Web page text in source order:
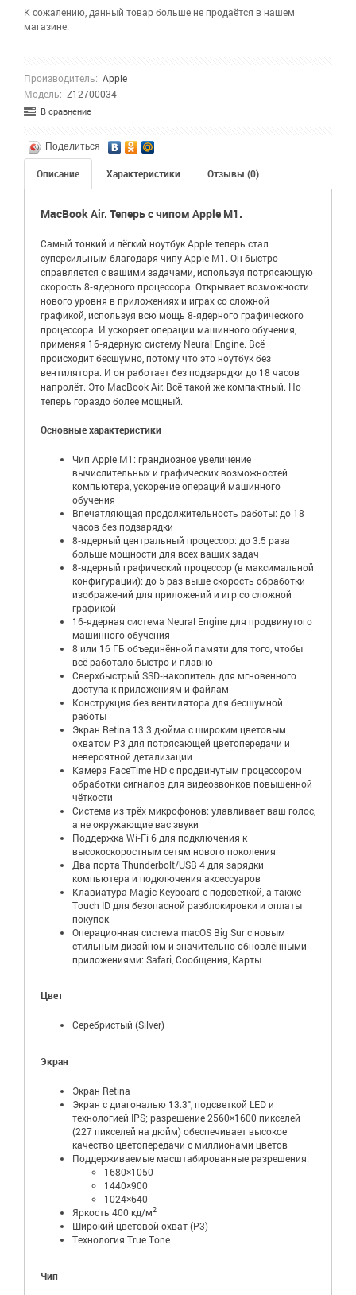
К сожалению, данный товар больше не продаётся в нашем
магазине.
Производитель: Apple
Модель: Z12700034
В сравнение
Поделиться
Описание Характеристики Отзывы (0)
MacBook Air. Теперь с чипом Apple M1.
Самый тонкий и лёгкий ноутбук Apple теперь стал
суперсильным благодаря чипу Apple M1. Он быстро
справляется с вашими задачами, используя потрясающую
скорость 8‑ядерного процессора. Открывает возможности
нового уровня в приложениях и играх со сложной
графикой, используя всю мощь 8‑ядерного графического
процессора. И ускоряет операции машинного обучения,
применяя 16‑ядерную систему Neural Engine. Всё
происходит бесшумно, потому что это ноутбук без
вентилятора. И он работает без подзарядки до 18 часов
напролёт. Это MacBook Air. Всё такой же компактный. Но
теперь гораздо более мощный.
Основные характеристики
Чип Apple M1: грандиозное увеличение
вычислительных и графических возможностей
компьютера, ускорение операций машинного
обучения
Впечатляющая продолжительность работы: до 18
часов без подзарядки
8‑ядерный центральный процессор: до 3.5 раза
больше мощности для всех ваших задач
8‑ядерный графический процессор (в максимальной
конфигурации): до 5 раз выше скорость обработки
изображений для приложений и игр со сложной
графикой
16‑ядерная система Neural Engine для продвинутого
машинного обучения
8 или 16 ГБ объединённой памяти для того, чтобы
всё работало быстро и плавно
Сверхбыстрый SSD‑накопитель для мгновенного
доступа к приложениям и файлам
Конструкция без вентилятора для бесшумной
работы
Экран Retina 13.3 дюйма с широким цветовым
охватом P3 для потрясающей цветопередачи и
невероятной детализации
Камера FaceTime HD с продвинутым процессором
обработки сигналов для видеозвонков повышенной
чёткости
Система из трёх микрофонов: улавливает ваш голос,
а не окружающие вас звуки
Поддержка Wi‑Fi 6 для подключения к
высокоскоростным сетям нового поколения
Два порта Thunderbolt/USB 4 для зарядки
компьютера и подключения аксессуаров
Клавиатура Magic Keyboard с подсветкой, а также
Touch ID для безопасной разблокировки и оплаты
покупок
Операционная система macOS Big Sur с новым
стильным дизайном и значительно обновлёнными
приложениями: Safari, Сообщения, Карты
Цвет
Серебристый (Silver)
Экран
Экран Retina
Экран с диагональю 13.3", подсветкой LED и
технологией IPS; разрешение 2560×1600 пикселей
(227 пикселей на дюйм) обеспечивает высокое
качество цветопередачи с миллионами цветов
Поддерживаемые масштабированные разрешения:
1680×1050
1440×900
1024×640
Яркость 400 кд/м2
Широкий цветовой охват (P3)
Технология True Tone
Чип